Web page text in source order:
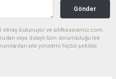
Gönder
etmiş bulunuyor ve silifkesesimiz.com
veya dolaylı tüm sorumluluğu tek
site yönetimi hiçbir şekilde